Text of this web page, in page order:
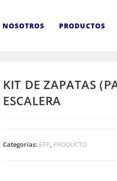
NOSOTROS PRODUCTOS
KIT DE ZAPATAS
ESCALERA
Categorías: EPP, PRODUCTO